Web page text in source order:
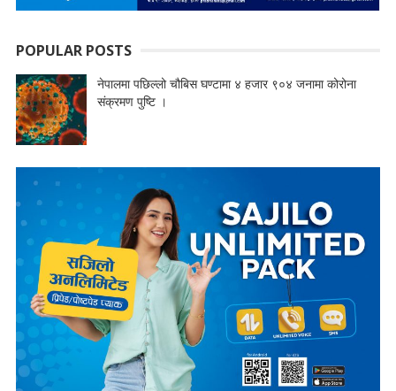
POPULAR POSTS
नेपालमा पछिल्लो चौबिस घण्टामा ४ हजार ९०४ जनामा कोरोना
संक्रमण पुष्टि ।